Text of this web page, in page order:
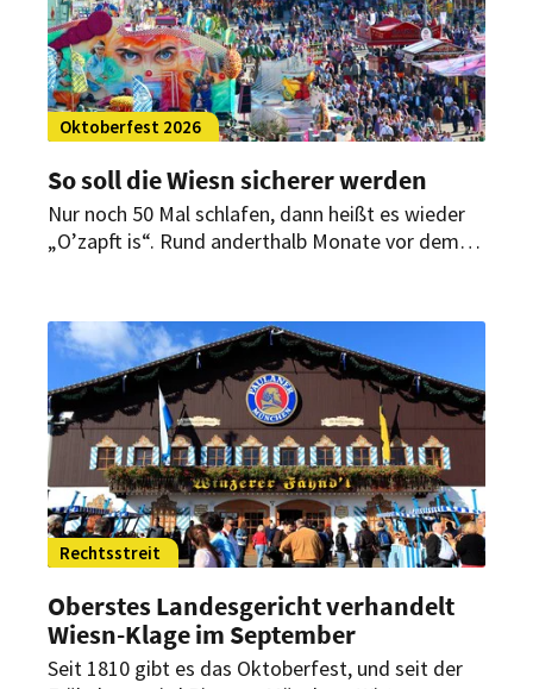
Oktoberfest 2026
So soll die Wiesn sicherer werden
Nur noch 50 Mal schlafen, dann heißt es wieder
„O’zapft is“. Rund anderthalb Monate vor dem
Rechtsstreit
Oberstes Landesgericht verhandelt
Wiesn-Klage im September
Seit 1810 gibt es das Oktoberfest, und seit der